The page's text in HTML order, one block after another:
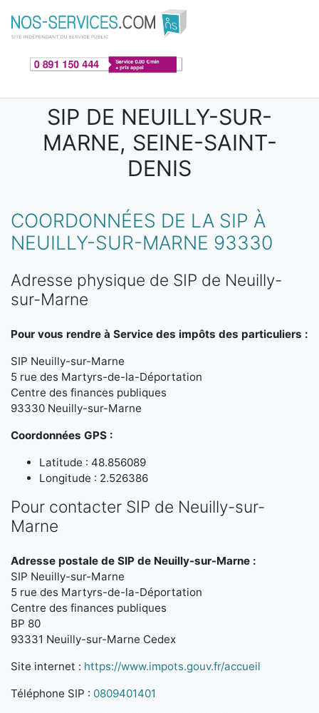
Aller au contenu principal
SIP DE NEUILLY-SUR-
MARNE, SEINE-SAINT-
DENIS
COORDONNÉES DE LA SIP À
NEUILLY-SUR-MARNE 93330
Adresse physique de SIP de Neuilly-
sur-Marne
Pour vous rendre à Service des impôts des particuliers :
SIP Neuilly-sur-Marne
5 rue des Martyrs-de-la-Déportation
Centre des finances publiques
93330 Neuilly-sur-Marne
Coordonnées GPS :
Latitude : 48.856089
Longitude : 2.526386
Pour contacter SIP de Neuilly-sur-
Marne
Adresse postale de SIP de Neuilly-sur-Marne :
SIP Neuilly-sur-Marne
5 rue des Martyrs-de-la-Déportation
Centre des finances publiques
BP 80
93331 Neuilly-sur-Marne Cedex
Site internet : https://www.impots.gouv.fr/accueil
Téléphone SIP : 0809401401